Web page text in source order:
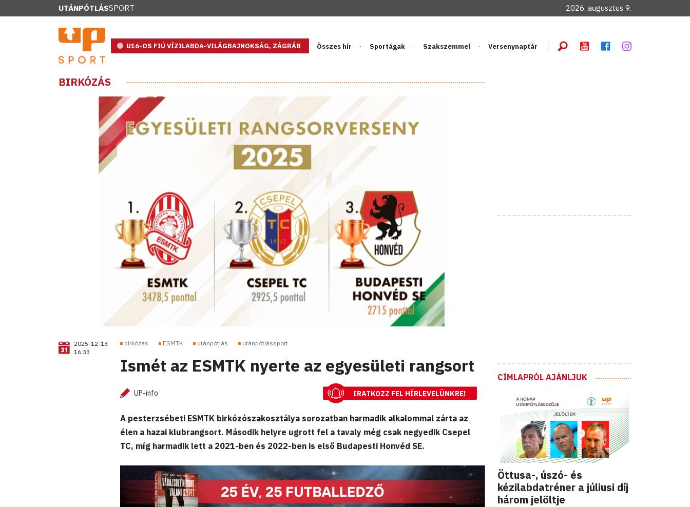
UTÁNPÓTLÁSSPORT 2026. augusztus 9.
U16-OS FIÚ VÍZILABDA-VILÁGBAJNOKSÁG, ZÁGRÁB Összes hír Sportágak Szakszemmel Versenynaptár
BIRKÓZÁS
2025-12-13
16:33
birkózás ESMTK utánpótlás utánpótlássport
Ismét az ESMTK nyerte az egyesületi rangsort
UP-info IRATKOZZ FEL HÍRLEVELÜNKRE!
A pesterzsébeti ESMTK birkózószakosztálya sorozatban harmadik alkalommal zárta az
élen a hazai klubrangsort. Második helyre ugrott fel a tavaly még csak negyedik Csepel
TC, míg harmadik lett a 2021-ben és 2022-ben is első Budapesti Honvéd SE.
CÍMLAPRÓL AJÁNLJUK
Öttusa-, úszó- és
kézilabdatréner a júliusi díj
három jelöltje